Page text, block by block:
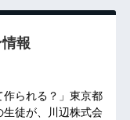
報
作られる？」東京都
生徒が、川辺株式会